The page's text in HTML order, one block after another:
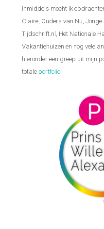
Inmiddels mocht ik
Claire, Ouders van Nu, Jonge
Tijdschrift.nl, Het Nationale
Vakantiehuizen en nog vele
hieronder een greep uit mijn
totale portfolio.